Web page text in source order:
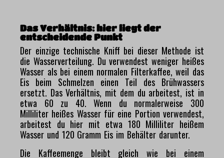
Das Verhältnis: hier liegt der
entscheidende Punkt
Der einzige technische Kniff bei dieser Methode ist
die Wasserverteilung. Du verwendest weniger heißes
Wasser als bei einem normalen Filterkaffee, weil das
Eis beim Schmelzen einen Teil des Brühwassers
ersetzt. Das Verhältnis, mit dem du arbeitest, ist in
etwa 60 zu 40. Wenn du normalerweise 300
Milliliter heißes Wasser für eine Portion verwendest,
arbeitest du hier mit etwa 180 Milliliter heißem
Wasser und 120 Gramm Eis im Behälter darunter.
Die Kaffeemenge bleibt gleich wie bei einem